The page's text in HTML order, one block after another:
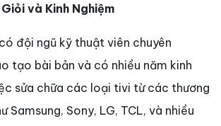
và Kinh Nghiệm
có đội ngũ kỹ thuật viên chuyên
tạo bài bản và có nhiều năm kinh
sửa chữa các loại tivi từ các thương
Samsung, Sony, LG, TCL, và nhiều